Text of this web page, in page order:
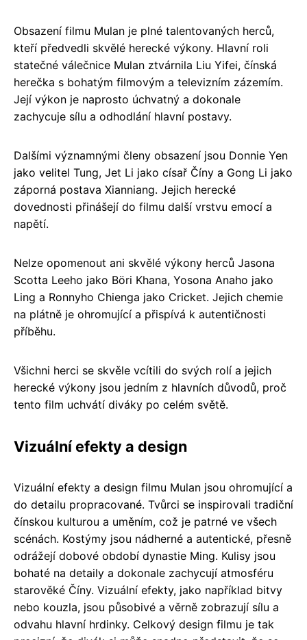
Obsazení filmu Mulan je plné talentovaných herců,
kteří předvedli skvělé herecké výkony. Hlavní roli
statečné válečnice Mulan ztvárnila Liu Yifei, čínská
herečka s bohatým filmovým a televizním zázemím.
Její výkon je naprosto úchvatný a dokonale
zachycuje sílu a odhodlání hlavní postavy.
Dalšími významnými členy obsazení jsou Donnie Yen
jako velitel Tung, Jet Li jako císař Číny a Gong Li jako
záporná postava Xianniang. Jejich herecké
dovednosti přinášejí do filmu další vrstvu emocí a
napětí.
Nelze opomenout ani skvělé výkony herců Jasona
Scotta Leeho jako Böri Khana, Yosona Anaho jako
Ling a Ronnyho Chienga jako Cricket. Jejich chemie
na plátně je ohromující a přispívá k autentičnosti
příběhu.
Všichni herci se skvěle vcítili do svých rolí a jejich
herecké výkony jsou jedním z hlavních důvodů, proč
tento film uchvátí diváky po celém světě.
Vizuální efekty a design
Vizuální efekty a design filmu Mulan jsou ohromující a
do detailu propracované. Tvůrci se inspirovali tradiční
čínskou kulturou a uměním, což je patrné ve všech
scénách. Kostýmy jsou nádherné a autentické, přesně
odrážejí dobové období dynastie Ming. Kulisy jsou
bohaté na detaily a dokonale zachycují atmosféru
starověké Číny. Vizuální efekty, jako například bitvy
nebo kouzla, jsou působivé a věrně zobrazují sílu a
odvahu hlavní hrdinky. Celkový design filmu je tak